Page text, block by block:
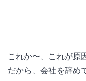
これか〜、これが原
だから、会社を辞め